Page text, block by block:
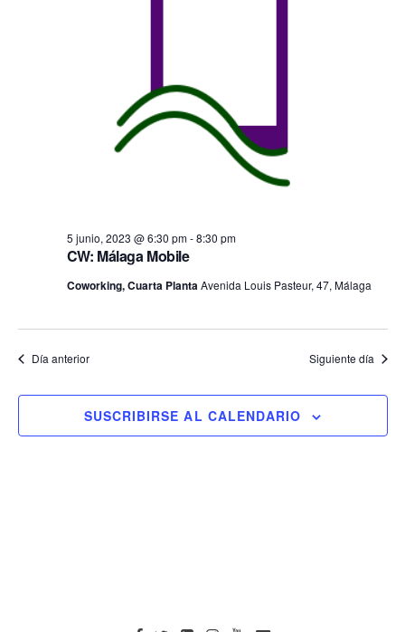
CW: Málaga Mobile
5 junio, 2023 @ 6:30 pm-8:30 pm
Coworking, Cuarta PlantaAvenida Louis Pasteur, 47, Málaga
Día anterior Siguiente día
SUSCRIBIRSE AL CALENDARIO